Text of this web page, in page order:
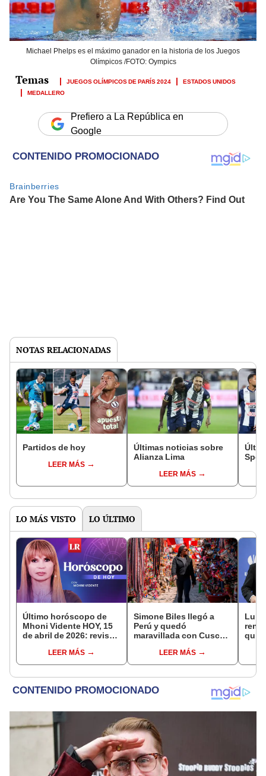
Michael Phelps es el máximo ganador en la historia de los Juegos
Olímpicos /FOTO: Oympics
JUEGOS OLÍMPICOS DE PARÍS 2024
ESTADOS UNIDOS
MEDALLERO
Prefiero a La República en
Google
NOTAS RELACIONADAS
Partidos de hoy
LEER MÁS
Últimas noticias sobre
Alianza Lima
LEER MÁS
LO MÁS VISTO LO ÚLTIMO
Último horóscopo de
Mhoni Vidente HOY, 15
de abril de 2026: revisa
signo y entérate si te
espera un día
LEER MÁS
Simone Biles llegó a
Perú y quedó
maravillada con Cusco:
lo hermoso que es este
país"
LEER MÁS
Luis